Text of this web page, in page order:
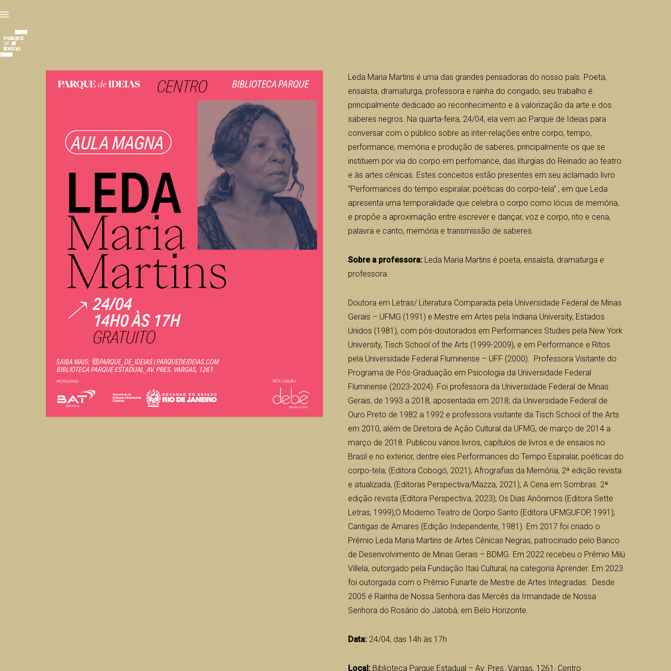
Leda Maria Martins é uma das grandes pensadoras do nosso país. Poeta,
ensaísta, dramaturga, professora e rainha do congado, seu trabalho é
principalmente dedicado ao reconhecimento e à valorização da arte e dos
saberes negros. Na quarta-feira, 24/04, ela vem ao Parque de Ideias para
conversar com o público sobre as inter-relações entre corpo, tempo,
performance, memória e produção de saberes, principalmente os que se
instituem por via do corpo em perfomance, das liturgias do Reinado ao teatro
e às artes cênicas. Estes conceitos estão presentes em seu aclamado livro
“Performances do tempo espiralar, poéticas do corpo-tela” , em que Leda
apresenta uma temporalidade que celebra o corpo como lócus de memória,
e propõe a aproximação entre escrever e dançar, voz e corpo, rito e cena,
palavra e canto, memória e transmissão de saberes.
Sobre a professora: Leda Maria Martins é poeta, ensaísta, dramaturga e
professora.
Doutora em Letras/ Literatura Comparada pela Universidade Federal de Minas
Gerais – UFMG (1991) e Mestre em Artes pela Indiana University, Estados
Unidos (1981), com pós-doutorados em Performances Studies pela New York
University, Tisch School of the Arts (1999-2009), e em Performance e Ritos
pela Universidade Federal Fluminense – UFF (2000). Professora Visitante do
Programa de Pós-Graduação em Psicologia da Universidade Federal
Fluminense (2023-2024). Foi professora da Universidade Federal de Minas
Gerais, de 1993 a 2018, aposentada em 2018; da Universidade Federal de
Ouro Preto de 1982 a 1992 e professora visitante da Tisch School of the Arts
em 2010, além de Diretora de Ação Cultural da UFMG, de março de 2014 a
março de 2018. Publicou vários livros, capítulos de livros e de ensaios no
Brasil e no exterior, dentre eles Performances do Tempo Espiralar, poéticas do
corpo-tela, (Editora Cobogó, 2021); Afrografias da Memória, 2ª edição revista
e atualizada, (Editoras Perspectiva/Mazza, 2021); A Cena em Sombras. 2ª
edição revista (Editora Perspectiva, 2023); Os Dias Anônimos (Editora Sette
Letras, 1999);O Moderno Teatro de Qorpo Santo (Editora UFMGUFOP, 1991);
Cantigas de Amares (Edição Independente, 1981). Em 2017 foi criado o
Prêmio Leda Maria Martins de Artes Cênicas Negras, patrocinado pelo Banco
de Desenvolvimento de Minas Gerais – BDMG. Em 2022 recebeu o Prêmio Milú
Villela, outorgado pela Fundação Itaú Cultural, na categoria Aprender. Em 2023
foi outorgada com o Prêmio Funarte de Mestre de Artes Integradas. Desde
2005 é Rainha de Nossa Senhora das Mercês da Irmandade de Nossa
Senhora do Rosário do Jatobá, em Belo Horizonte.
Data: 24/04, das 14h às 17h
Local: Biblioteca Parque Estadual – Av. Pres. Vargas, 1261, Centro